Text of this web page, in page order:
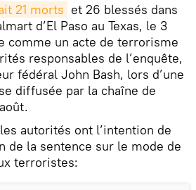
21 morts et 26 blessés dans
d’El Paso au Texas, le 3
comme un acte de terrorisme
responsables de l’enquête,
fédéral John Bash, lors d’une
diffusée par la chaîne de
autorités ont l’intention de
de la sentence sur le mode de
terroristes: